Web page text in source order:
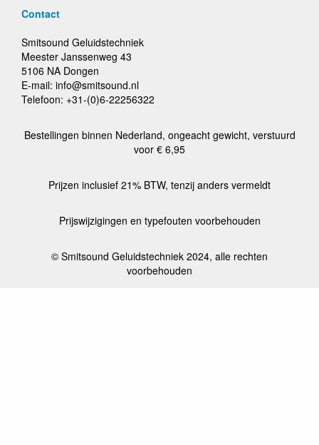
Contact
Smitsound Geluidstechniek
Meester Janssenweg 43
5106 NA Dongen
E-mail: info@smitsound.nl
Telefoon: +31-(0)6-22256322
Bestellingen binnen Nederland, ongeacht gewicht, verstuurd
voor € 6,95
Prijzen inclusief 21% BTW, tenzij anders vermeldt
Prijswijzigingen en typefouten voorbehouden
© Smitsound Geluidstechniek 2024, alle rechten
voorbehouden